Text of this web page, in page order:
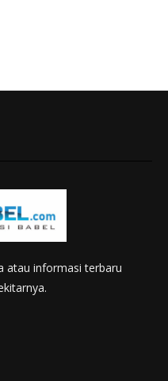
atau informasi terbaru